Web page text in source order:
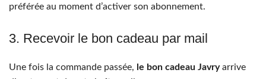
préférée au moment d’activer son abonnement.
3. Recevoir le bon cadeau par mail
Une fois la commande passée, le bon cadeau Javryarrive